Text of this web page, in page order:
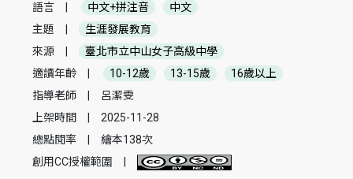
語言
中文+拼注音
中文
主題
生涯發展教育
來源
臺北市立中山女子高級中學
適讀年齡
10-12歲 13-15歲
16歲以上
指導老師
呂潔雯
上架時間
2025-11-28
總點閱率
繪本138次
創用CC授權範圍